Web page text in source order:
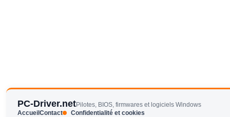
PC-Driver.netPilotes, BIOS, firmwares et logiciels Windows
AccueilContact Confidentialité et cookies